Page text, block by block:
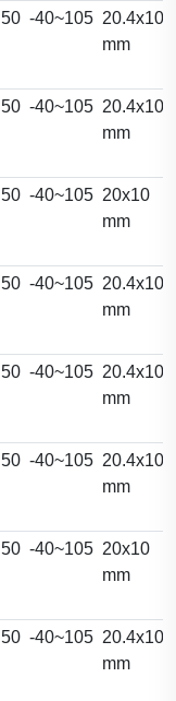
50 -40~105
mm
50 -40~105
mm
50 -40~105 20x10
mm
50 -40~105
mm
50 -40~105
mm
50 -40~105
mm
50 -40~105 20x10
mm
50 -40~105
mm